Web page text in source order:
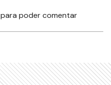
para poder comentar